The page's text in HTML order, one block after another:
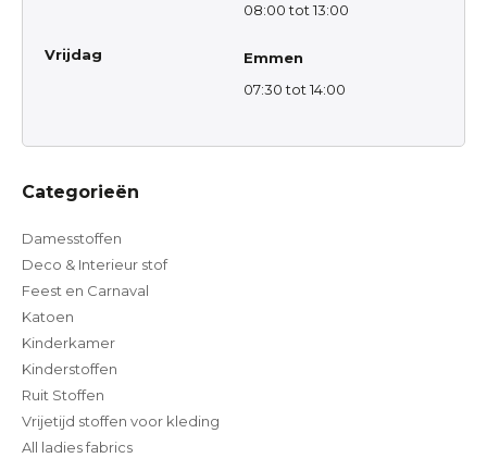
08:00 tot 13:00
Vrijdag
Emmen
07:30 tot 14:00
Categorieën
Damesstoffen
Deco & Interieur stof
Feest en Carnaval
Katoen
Kinderkamer
Kinderstoffen
Ruit Stoffen
Vrijetijd stoffen voor kleding
All ladies fabrics